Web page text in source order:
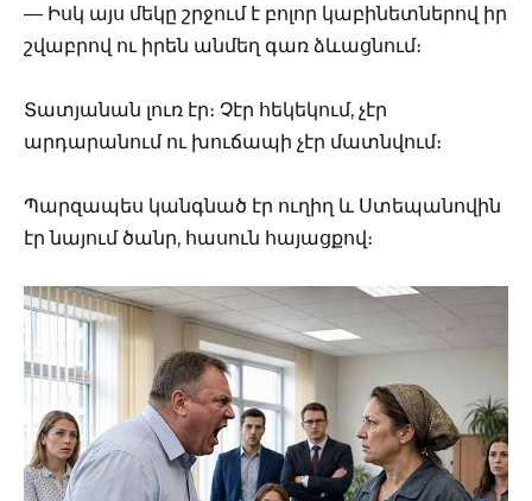
— Իսկ այս մեկը շրջում է բոլոր կաբինետներով իր
շվաբրով ու իրեն անմեղ գառ ձևացնում։
Տատյանան լուռ էր։ Չէր հեկեկում, չէր
արդարանում ու խուճապի չէր մատնվում։
Պարզապես կանգնած էր ուղիղ և Ստեպանովին
էր նայում ծանր, հասուն հայացքով։